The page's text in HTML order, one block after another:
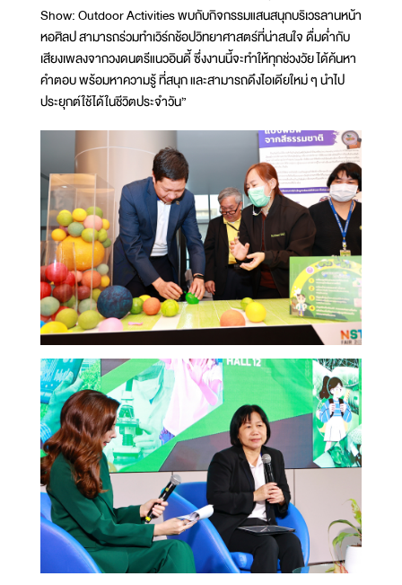
Show: Outdoor Activities พบกับกิจกรรมแสนสนุกบริเวรลานหน้า
หอศิลป สามารถร่วมทำเวิร์กช้อปวิทยาศาสตร์ที่น่าสนใจ ดื่มด่ำกับ
เสียงเพลงจากวงดนตรีแนวอินดี้ ซึ่งงานนี้จะทำให้ทุกช่วงวัย ได้ค้นหา
คำตอบ พร้อมหาความรู้ ที่สนุก และสามารถดึงไอเดียใหม่ ๆ นำไป
ประยุกต์ใช้ได้ในชีวิตประจำวัน”